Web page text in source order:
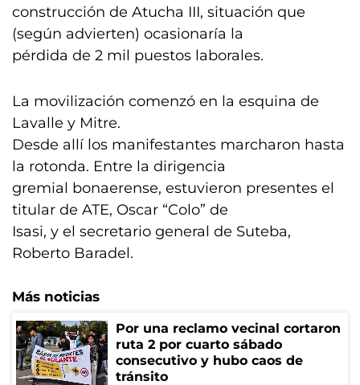
construcción de Atucha III, situación que
(según advierten) ocasionaría la
pérdida de 2 mil puestos laborales.
La movilización comenzó en la esquina de
Lavalle y Mitre.
Desde allí los manifestantes marcharon hasta
la rotonda. Entre la dirigencia
gremial bonaerense, estuvieron presentes el
titular de ATE, Oscar “Colo” de
Isasi, y el secretario general de Suteba,
Roberto Baradel.
Más noticias
Por una reclamo vecinal cortaron
ruta 2 por cuarto sábado
consecutivo y hubo caos de
tránsito